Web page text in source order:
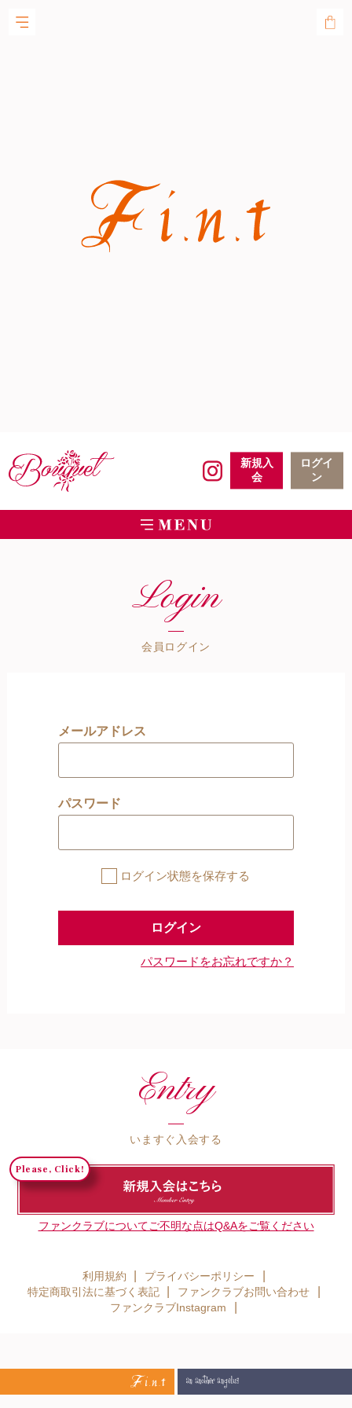
新規入
会
ログイ
ン
Login
会員ログイン
メールアドレス
パスワード
ログイン状態を保存する
パスワードをお忘れですか？
Entry
いますぐ入会する
ファンクラブについてご不明な点はQ&Aをご覧ください
利用規約
プライバシーポリシー
特定商取引法に基づく表記
ファンクラブお問い合わせ
ファンクラブInstagram